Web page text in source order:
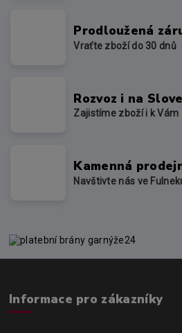
Prodloužená
Vraťte zboží do 30 dnů
Rozvoz i na
Zajistíme zboží i k Vám
Kamenná
Navštivte nás ve
Informace pro zákazníky